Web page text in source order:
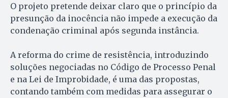
O projeto pretende deixar claro que o princípio da
presunção da inocência não impede a execução da
condenação criminal após segunda instância.
A reforma do crime de resistência, introduzindo
soluções negociadas no Código de Processo Penal
e na Lei de Improbidade, é uma das propostas,
contando também com medidas para assegurar o